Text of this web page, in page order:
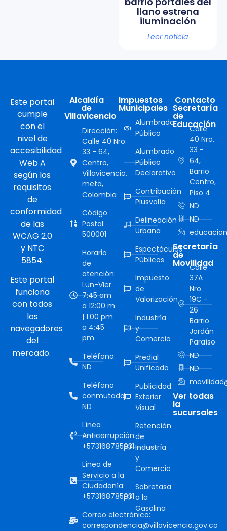
llano estrena
iluminación
Leer noticia
Este portal
cumple
con el
nivel de
accesibilidad
Web A
según los
requisitos
de
conformidad
de las
WCAG 2.0
y NTC
5854.
Este portal
funciona
con todos
los
navegadores
del
mercado.
Alcaldía
de
Villavicencio
Dirección:
Calle 40 Nro.
33 - 64,
Centro,
Villavicencio,
meta,
Colombia
Código
Postal:
500001
Horario
de
atención:
Lun-Vier
7:45 am
a 12:00 m
| 1:00 pm
a 4:45
pm
Teléfono:
ND
Teléfono
conmutador:
ND
Línea
Anticorrupción:
+573168785931
Línea de
Servicio a la
Ciudadanía:
+573168785931
Correo electrónico:
correspondencia@villavicencio.gov.co
Impuestos
Municipales
Alumbrado
Público
Alumbrado
Público
Declarativo
Contribución
Plusvalía
Delineación
Urbana
Espectáculos
Públicos
Impuesto
de
Valorización
Industría
y
Comercio
Predial
Unificado
Publicidad
Exterior
Visual
Retención
de
Industría
y
Comercio
Sobretasa
a la
Gasolina
Contacto
Secretaría
de
Educación
Calle
40 Nro.
33 -
64,
Barrio
Centro,
Piso 4
ND
ND
Secretaría
de
Movilidad
Calle
37A
Nro.
19C -
26
Barrio
Jordán
Paraíso
ND
ND
Ver todas
la
sucursales